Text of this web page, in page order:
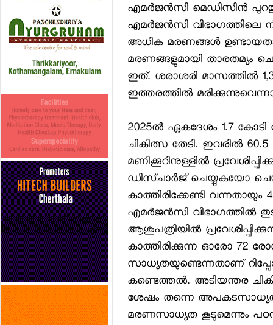
എമര്‍ജന്‍സി മെഡിസിന്‍
എമര്‍ജന്‍സി വിഭാഗത്തിലെ
അധിക മരണങ്ങള്‍
മരണങ്ങളുമായി താരതമ്യം
ഇത്. ശരാശരി മാസത്തില്‍
ഇത്തരത്തില്‍
2025ല്‍ ഏകദേശം 1.7
ചികിത്സ തേടി. ഇവരില്‍
മണിക്കൂറിനുള്ളില്‍
ഡിസ്ചാര്‍ജ് ചെയ്യുകയോ
കാത്തിരിക്കേണ്ടി വന്നതായും
എമര്‍ജന്‍സി വിഭാഗത്തില്‍
ആശുപത്രിയില്‍
കാത്തിരിക്കുന്ന ഓരോ 72
സാധ്യതയുണ്ടെന്നതാണ്
കണ്ടെത്തല്‍. അടിയന്തര
ശേഷം തന്നെ അപകടസാധ്യത
മരണസാധ്യത കൂടുമെന്നും